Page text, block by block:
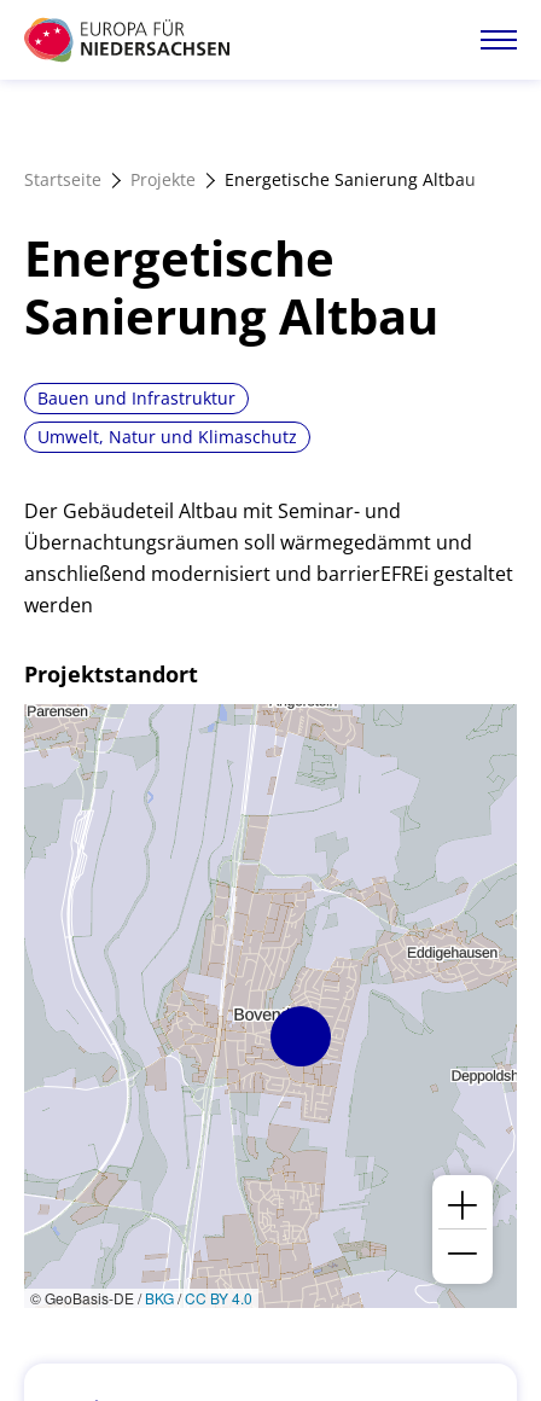
Direkt
zum
Förderangebote
Startseite Projekte Energetische Sanierung Altbau
Energetische
Sanierung Altbau
Bauen und Infrastruktur
Umwelt, Natur und Klimaschutz
Der Gebäudeteil Altbau mit Seminar- und
Übernachtungsräumen soll wärmegedämmt und
anschließend modernisiert und barrierEFREi gestaltet
werden
Projektstandort
© GeoBasis-DE /BKG/CC BY 4.0